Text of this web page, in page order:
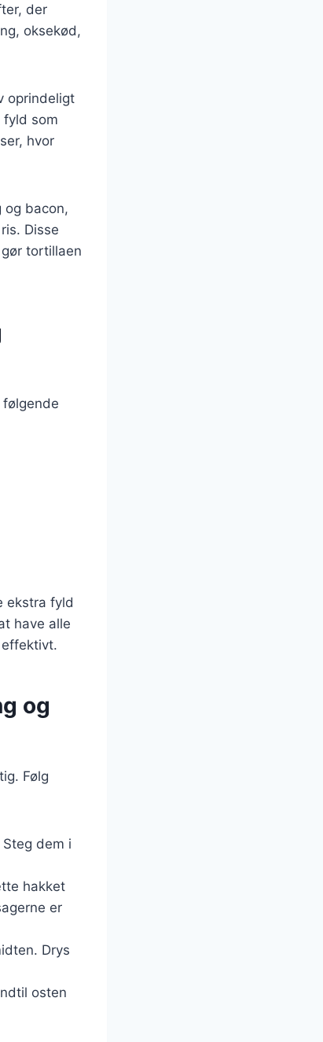
der
oksekød,
oprindeligt
som
hvor
og bacon,
Disse
tortillaen
ekstra fyld
have alle
og
Følg
dem i
hakket
er
Drys
osten